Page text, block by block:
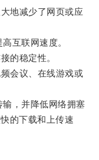
地减少了网页或应
互联网速度。
的稳定性。
会议、在线游戏或
，并降低网络拥塞
的下载和上传速